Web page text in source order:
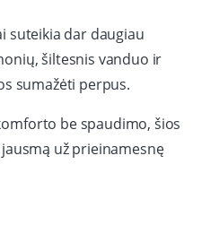
suteikia dar daugiau
šiltesnis vanduo ir
sumažėti perpus.
be spaudimo, šios
už prieinamesnę